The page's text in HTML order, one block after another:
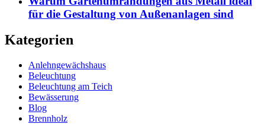
für die Gestaltung von Außenanlagen sind
Kategorien
Anlehngewächshaus
Beleuchtung
Beleuchtung am Teich
Bewässerung
Blog
Brennholz